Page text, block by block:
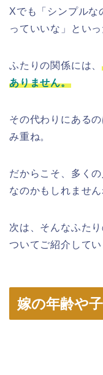
Xでも「シンプルな
っていいな」とい
ふたりの関係には、
ありません。
その代わりにある
み重ね。
だからこそ、多く
なのかもしれません
次は、そんなふた
ついてご紹介してい
嫁の年齢や